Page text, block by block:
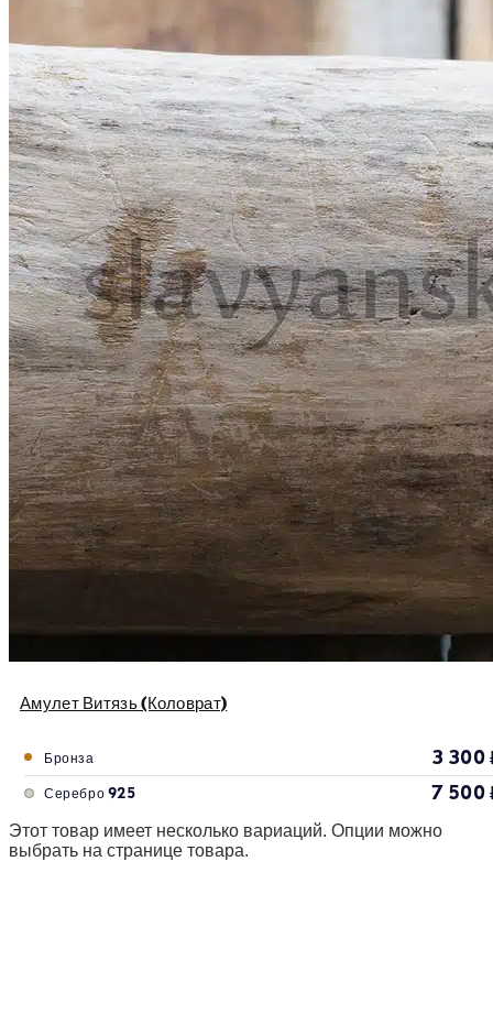
Амулет Витязь (Коловрат)
Бронза 3 300
Серебро 925 7 500
Этот товар имеет несколько вариаций. Опции можно
выбрать на странице товара.